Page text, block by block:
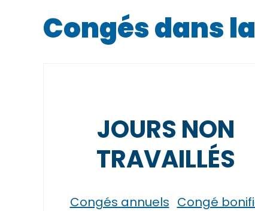
Congés dans
JOURS NON
TRAVAILLÉS
Congés annuels Congé